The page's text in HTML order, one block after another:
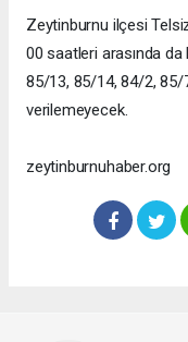
Zeytinburnu ilçesi
00 saatleri arasında da
85/13, 85/14, 84/2, 85/
verilemeyecek.
zeytinburnuhaber.org